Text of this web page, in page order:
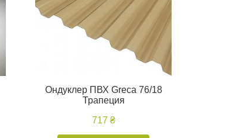
Ондуклер ПВХ Greca 76/18
Трапеция
717 ₴